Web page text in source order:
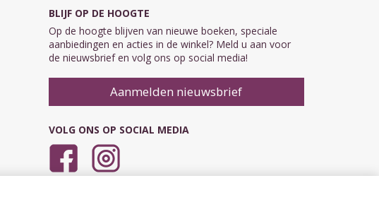
BLIJF OP DE HOOGTE
Op de hoogte blijven van nieuwe boeken, speciale
aanbiedingen en acties in de winkel? Meld u aan voor
de nieuwsbrief en volg ons op social media!
Aanmelden nieuwsbrief
VOLG ONS OP SOCIAL MEDIA